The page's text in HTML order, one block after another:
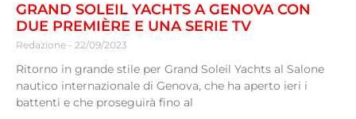
GRAND SOLEIL YACHTS A GENOVA CON
DUE PREMIÈRE E UNA SERIE TV
Redazione 22/09/2023
Ritorno in grande stile per Grand Soleil Yachts al Salone
nautico internazionale di Genova, che ha aperto ieri i
battenti e che proseguirà fino al